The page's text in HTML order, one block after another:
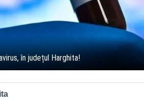
în județul Harghita!